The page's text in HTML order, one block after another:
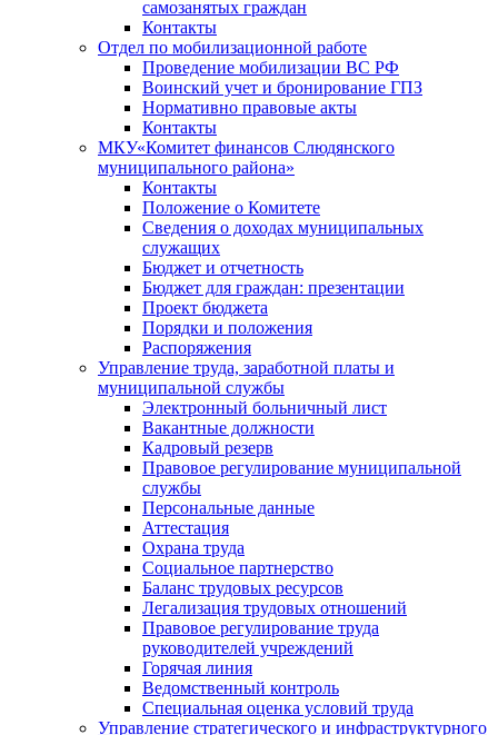
самозанятых граждан
Контакты
Отдел по мобилизационной работе
Проведение мобилизации ВС РФ
Воинский учет и бронирование ГПЗ
Нормативно правовые акты
Контакты
МКУ«Комитет финансов Слюдянского
муниципального района»
Контакты
Положение о Комитете
Сведения о доходах муниципальных
служащих
Бюджет и отчетность
Бюджет для граждан: презентации
Проект бюджета
Порядки и положения
Распоряжения
Управление труда, заработной платы и
муниципальной службы
Электронный больничный лист
Вакантные должности
Кадровый резерв
Правовое регулирование муниципальной
службы
Персональные данные
Аттестация
Охрана труда
Социальное партнерство
Баланс трудовых ресурсов
Легализация трудовых отношений
Правовое регулирование труда
руководителей учреждений
Горячая линия
Ведомственный контроль
Специальная оценка условий труда
Управление стратегического и инфраструктурного